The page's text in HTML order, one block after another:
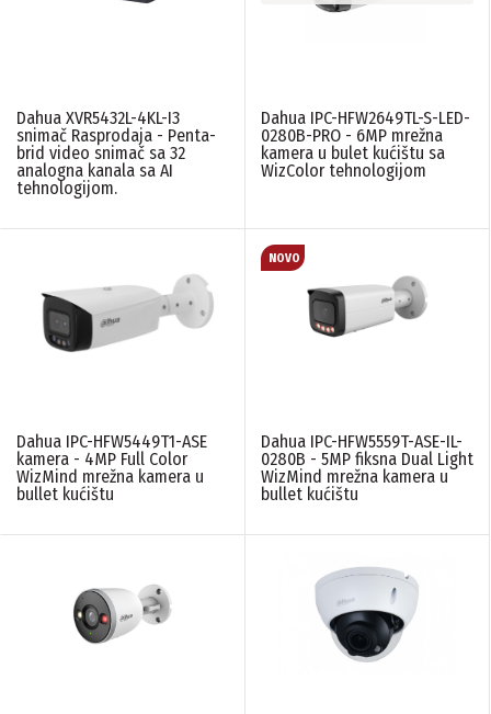
Dahua XVR5432L-4KL-I3
snimač Rasprodaja - Penta-
brid video snimač sa 32
analogna kanala sa AI
tehnologijom.
Dahua IPC-HFW2649TL-S-LED-
0280B-PRO - 6MP mrežna
kamera u bulet kućištu sa
WizColor tehnologijom
Dahua IPC-HFW5449T1-ASE
kamera - 4MP Full Color
WizMind mrežna kamera u
bullet kućištu
Dahua IPC-HFW5559T-ASE-IL-
0280B - 5MP fiksna Dual Light
WizMind mrežna kamera u
bullet kućištu